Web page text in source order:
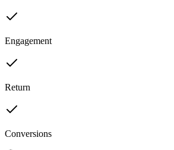
Engagement
Return
Conversions